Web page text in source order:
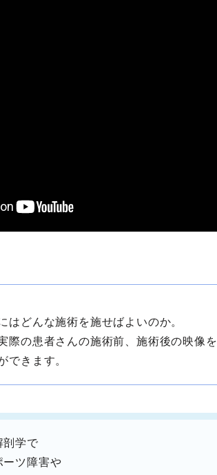
はどんな施術を施せばよいのか。
際の患者さんの施術前、施術後の映像を
できます。
剖学で
ーツ障害や